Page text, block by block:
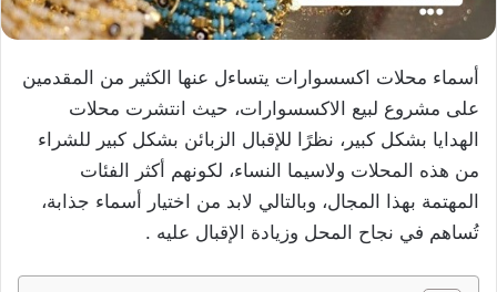
أسماء محلات اكسسوارات يتساءل عنها الكثير من المقدمين
على مشروع لبيع الاكسسوارات، حيث انتشرت محلات
الهدايا بشكل كبير، نظرًا للإقبال الزبائن بشكل كبير للشراء
من هذه المحلات ولاسيما النساء، لكونهم أكثر الفئات
المهتمة بهذا المجال، وبالتالي لابد من اختيار أسماء جذابة،
تُساهم في نجاح المحل وزيادة الإقبال عليه .